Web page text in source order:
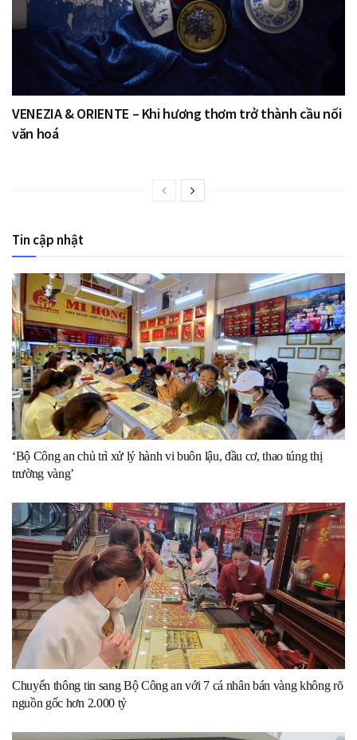
VENEZIA & ORIENTE – Khi hương thơm trở thành cầu nối
văn hoá
Tin cập nhật
‘Bộ Công an chủ trì xử lý hành vi buôn lậu, đầu cơ, thao túng thị
trường vàng’
Chuyển thông tin sang Bộ Công an với 7 cá nhân bán vàng không rõ
nguồn gốc hơn 2.000 tỷ